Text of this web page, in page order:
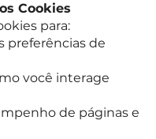
Cookies
para:
preferências de
você interage
de páginas e